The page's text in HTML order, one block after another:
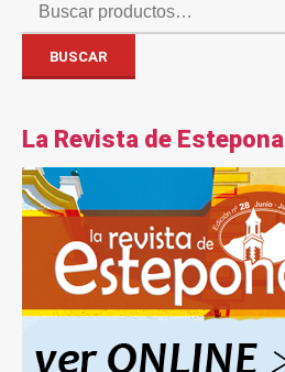
Buscar
por:
BUSCAR
La Revista de Estepona